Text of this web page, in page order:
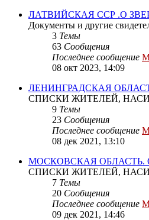
ЛАТВИЙСКАЯ ССР .О
Документы и другие
3 Темы
63 Сообщения
Последнее сообщение
08 окт 2023, 14:09
ЛЕНИНГРАДСКАЯ
СПИСКИ ЖИТЕЛЕЙ,
9 Темы
23 Сообщения
Последнее сообщение
08 дек 2021, 13:10
МОСКОВСКАЯ ОБЛАСТЬ.
СПИСКИ ЖИТЕЛЕЙ,
7 Темы
20 Сообщения
Последнее сообщение
09 дек 2021, 14:46